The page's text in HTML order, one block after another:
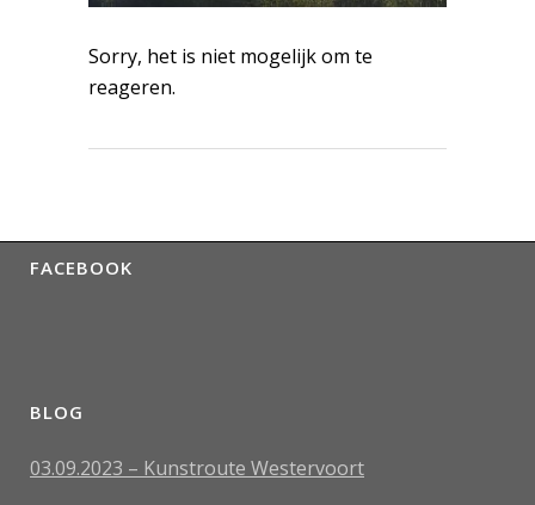
Sorry, het is niet mogelijk om te
reageren.
FACEBOOK
BLOG
03.09.2023 – Kunstroute Westervoort